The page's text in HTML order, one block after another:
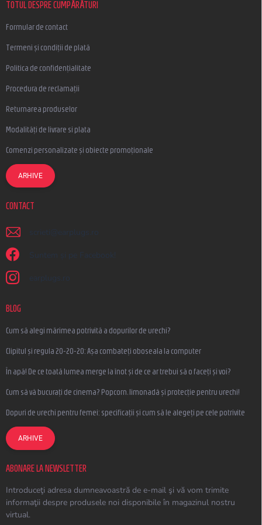
TOTUL DESPRE CUMPĂRĂTURI
Formular de contact
Termeni și condiții de plată
Politica de confidențialitate
Procedura de reclamații
Returnarea produselor
Modalități de livrare si plata
Comenzi personalizate și obiecte promoționale
ARHIVE
CONTACT
scrieti @ earplugs.ro
Suntem și pe Facebook!
earplugs.ro
BLOG
Cum să alegi mărimea potrivită a dopurilor de urechi?
Clipitul și regula 20-20-20: Așa combateți oboseala la computer
În apă! De ce toată lumea merge la înot și de ce ar trebui să o faceți și voi?
Cum să vă bucurați de cinema? Popcorn, limonadă și protecție pentru urechi!
Dopuri de urechi pentru femei: specificații și cum să le alegeți pe cele potrivite
ARHIVE
ABONARE LA NEWSLETTER
Introduceţi adresa dumneavoastră de e-mail şi vă vom trimite
informaţii despre produsele noi disponibile în magazinul nostru
virtual.